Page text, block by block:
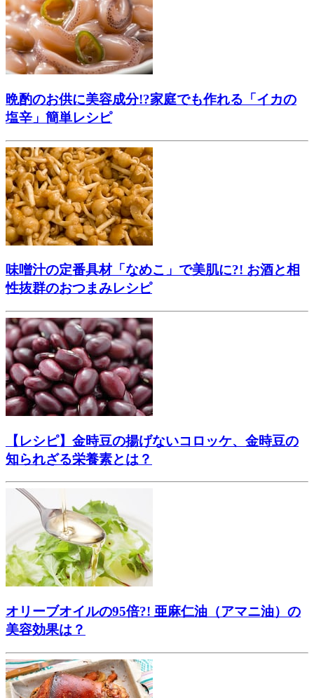
晩酌のお供に美容成分!?家庭でも作れる「イカの
塩辛」簡単レシピ
味噌汁の定番具材「なめこ」で美肌に?! お酒と相
性抜群のおつまみレシピ
【レシピ】金時豆の揚げないコロッケ、金時豆の
知られざる栄養素とは？
オリーブオイルの95倍?! 亜麻仁油（アマニ油）の
美容効果は？